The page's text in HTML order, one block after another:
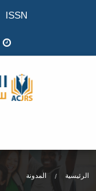
ISSN
الرئيسية المدونة